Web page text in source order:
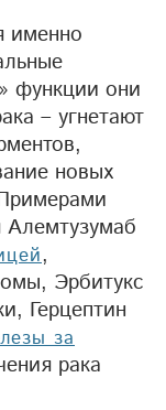
именно
функции они
– угнетают
новых
Алемтузумаб
,
Эрбитукс
Герцептин
за
рака